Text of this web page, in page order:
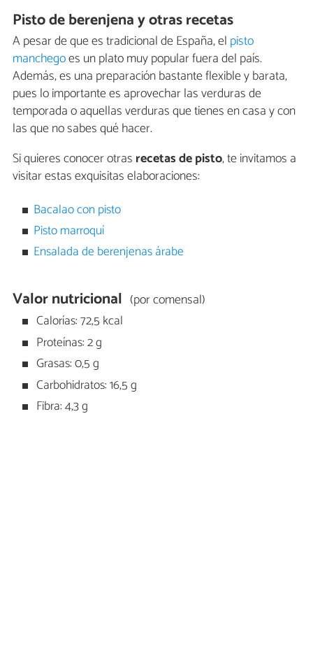
Pisto de berenjena y otras recetas
A pesar de que es tradicional de España, el pisto
manchegoes un plato muy popular fuera del país.
Además, es una preparación bastante flexible y barata,
pues lo importante es aprovechar las verduras de
temporada o aquellas verduras que tienes en casa y con
las que no sabes qué hacer.
Si quieres conocer otras recetas de pisto, te invitamos a
visitar estas exquisitas elaboraciones:
Bacalao con pisto
Pisto marroquí
Ensalada de berenjenas árabe
Valor nutricional (por comensal)
Calorías: 72,5 kcal
Proteínas: 2 g
Grasas: 0,5 g
Carbohidratos: 16,5 g
Fibra: 4,3 g